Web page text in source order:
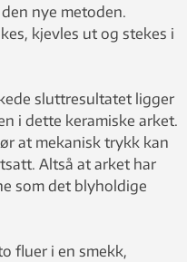
nye metoden.
kjevles ut og stekes i
sluttresultatet ligger
i dette keramiske arket.
at mekanisk trykk kan
Altså at arket har
som det blyholdige
fluer i en smekk,